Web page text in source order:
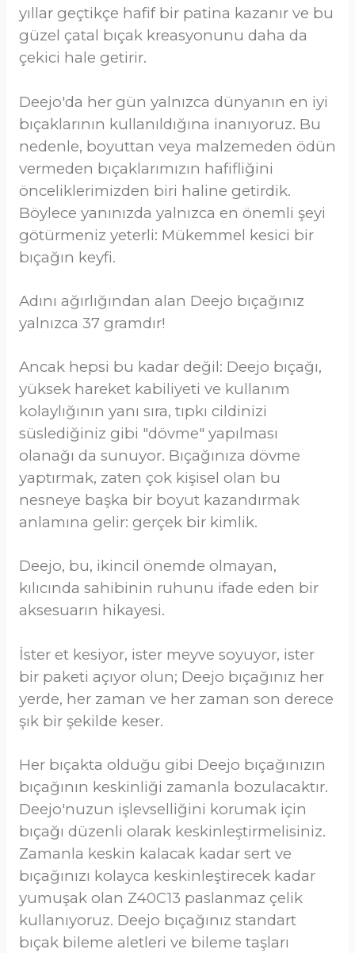
yıllar geçtikçe hafif bir patina kazanır ve bu
güzel çatal bıçak kreasyonunu daha da
çekici hale getirir.
Deejo'da her gün yalnızca dünyanın en iyi
bıçaklarının kullanıldığına inanıyoruz. Bu
nedenle, boyuttan veya malzemeden ödün
vermeden bıçaklarımızın hafifliğini
önceliklerimizden biri haline getirdik.
Böylece yanınızda yalnızca en önemli şeyi
götürmeniz yeterli: Mükemmel kesici bir
bıçağın keyfi.
Adını ağırlığından alan Deejo bıçağınız
yalnızca 37 gramdır!
Ancak hepsi bu kadar değil: Deejo bıçağı,
yüksek hareket kabiliyeti ve kullanım
kolaylığının yanı sıra, tıpkı cildinizi
süslediğiniz gibi "dövme" yapılması
olanağı da sunuyor. Bıçağınıza dövme
yaptırmak, zaten çok kişisel olan bu
nesneye başka bir boyut kazandırmak
anlamına gelir: gerçek bir kimlik.
Deejo, bu, ikincil önemde olmayan,
kılıcında sahibinin ruhunu ifade eden bir
aksesuarın hikayesi.
İster et kesiyor, ister meyve soyuyor, ister
bir paketi açıyor olun; Deejo bıçağınız her
yerde, her zaman ve her zaman son derece
şık bir şekilde keser.
Her bıçakta olduğu gibi Deejo bıçağınızın
bıçağının keskinliği zamanla bozulacaktır.
Deejo'nuzun işlevselliğini korumak için
bıçağı düzenli olarak keskinleştirmelisiniz.
Zamanla keskin kalacak kadar sert ve
bıçağınızı kolayca keskinleştirecek kadar
yumuşak olan Z40C13 paslanmaz çelik
kullanıyoruz. Deejo bıçağınız standart
bıçak bileme aletleri ve bileme taşları